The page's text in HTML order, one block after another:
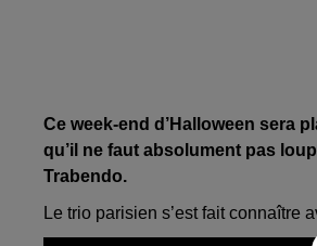
Ce week-end d’Halloween sera
qu’il ne faut absolument pas
Trabendo.
Le trio parisien s’est fait connaître